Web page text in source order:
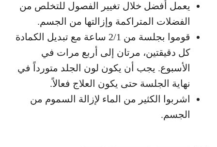
يعمل أفضل خلال تغيير الفصول للتخلص من
الفضلات المتراكمة وإزالتها من الجسم.
قوموا بجلسة من 2/1 ساعة مع تبديل الكمادة
كل دقيقتين، مرتان إلى أربع مرات في
الأسبوع. يجب أن يكون لون الجلد متورداً في
نهاية الجلسة حتى يكون العلاج فعالاً.
اشربوا الكثير من الماء لإزالة السموم من
الجسم.